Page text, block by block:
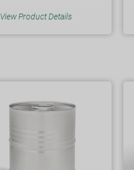
View Product Details